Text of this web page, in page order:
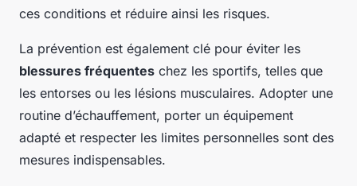
ces conditions et réduire ainsi les risques.
La prévention est également clé pour éviter les
blessures fréquentes chez les sportifs, telles que
les entorses ou les lésions musculaires. Adopter une
routine d’échauffement, porter un équipement
adapté et respecter les limites personnelles sont des
mesures indispensables.